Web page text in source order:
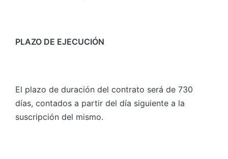
PLAZO DE EJECUCIÓN
El plazo de duración del contrato será de 730
días, contados a partir del día siguiente a la
suscripción del mismo.